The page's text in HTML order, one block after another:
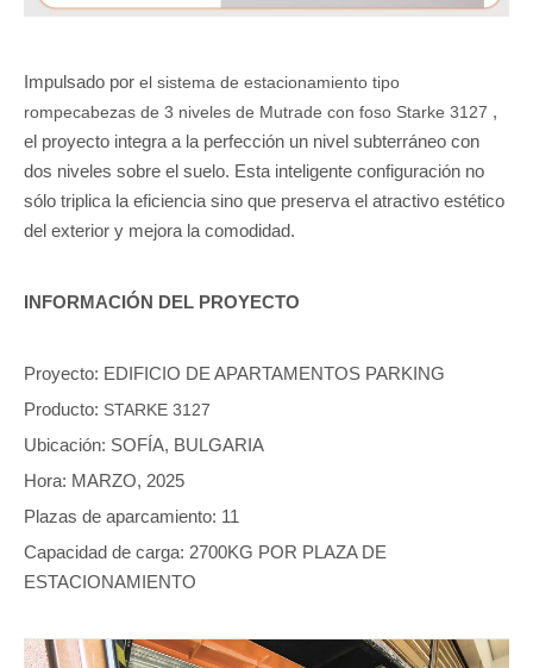
Impulsado por el sistema de estacionamiento tipo
rompecabezas de 3 niveles de Mutrade con foso Starke 3127 ,
el proyecto integra a la perfección un nivel subterráneo con
dos niveles sobre el suelo. Esta inteligente configuración no
sólo triplica la eficiencia sino que preserva el atractivo estético
del exterior y mejora la comodidad.
INFORMACIÓN DEL PROYECTO
Proyecto: EDIFICIO DE APARTAMENTOS PARKING
Producto: STARKE 3127
Ubicación: SOFÍA, BULGARIA
Hora: MARZO, 2025
Plazas de aparcamiento: 11
Capacidad de carga: 2700KG POR PLAZA DE
ESTACIONAMIENTO